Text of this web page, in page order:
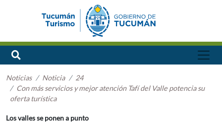
Noticias Noticia
24
Con más servicios y mejor atención Tafí del Valle potencia su
oferta turística
Los valles se ponen a punto